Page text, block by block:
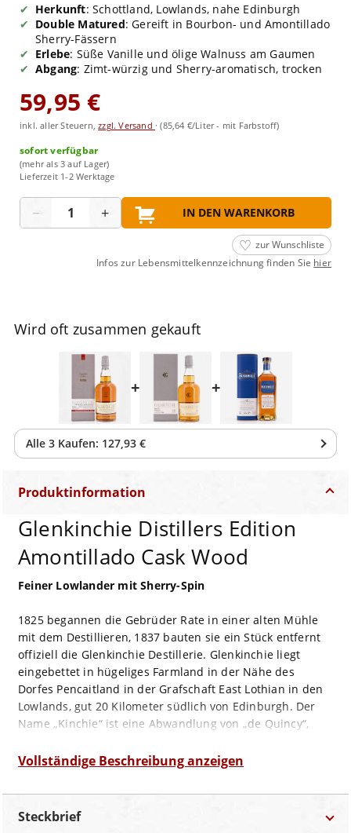
Herkunft: Schottland, Lowlands, nahe Edinburgh
Double Matured: Gereift in Bourbon- und Amontillado
Sherry-Fässern
Erlebe: Süße Vanille und ölige Walnuss am Gaumen
Abgang: Zimt-würzig und Sherry-aromatisch, trocken
59,95 €
inkl. aller Steuern,zzgl. Versand ·(85,64 €/Liter - mit Farbstoff)
sofort verfügbar
(mehr als 3 auf Lager)
Lieferzeit 1-2 Werktage
− + IN DEN WARENKORB
zur Wunschliste
Infos zur Lebensmittelkennzeichnung finden Sie hier
Wird oft zusammen gekauft
+ +
Alle 3 Kaufen: 127,93 €
Produktinformation
Glenkinchie Distillers Edition
Amontillado Cask Wood
Feiner Lowlander mit Sherry-Spin
1825 begannen die Gebrüder Rate in einer alten Mühle
mit dem Destillieren, 1837 bauten sie ein Stück entfernt
offiziell die Glenkinchie Destillerie. Glenkinchie liegt
eingebettet in hügeliges Farmland in der Nähe des
Dorfes Pencaitland in der Grafschaft East Lothian in den
Lowlands, gut 20 Kilometer südlich von Edinburgh. Der
Name „Kinchie“ ist eine Abwandlung von „de Quincy“,
Dieser „Glenkinchie Distillers Edition“ hat nach seiner
etwa dreimonatige Reifezeit in ehemaligen Amontillado
Sherry-Fässern verbracht, ist also Double Matured.
Vollständige Beschreibung anzeigen
Steckbrief